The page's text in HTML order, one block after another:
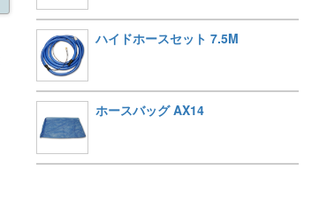
ハイドホースセット 7.5M
ホースバッグ AX14